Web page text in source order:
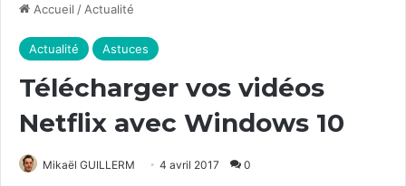
Accueil /Actualité
Actualité Astuces
Télécharger vos vidéos
Netflix avec Windows 10
Mikaël GUILLERM 4 avril 2017 0